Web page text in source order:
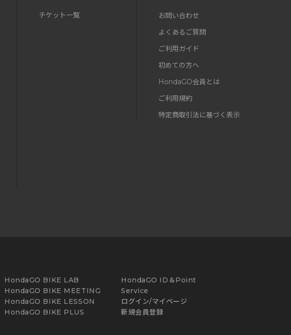
チケット一覧
お問い合わせ
よくあるご質問
ご利用ガイド
初めての方へ
HondaGO会員とは
ご利用規約
特定商取引法に基づく表示
HondaGO BIKE LAB
HondaGO BIKE MEETING
HondaGO BIKE LESSON
HondaGO BIKE PLUS
HondaGO ID＆Point
Service
ログイン/マイページ
新規会員登録